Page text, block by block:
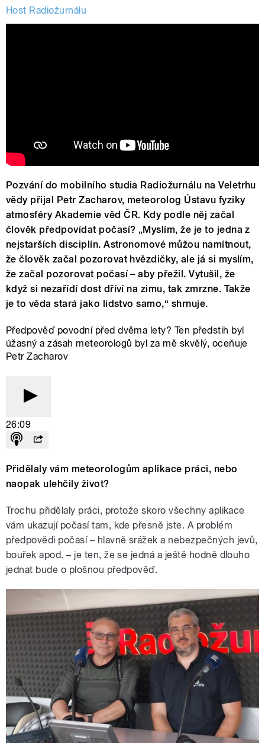
Host Radiožurnálu
Pozvání do mobilního studia Radiožurnálu na Veletrhu
vědy přijal Petr Zacharov, meteorolog Ústavu fyziky
atmosféry Akademie věd ČR. Kdy podle něj začal
člověk předpovídat počasí? „Myslím, že je to jedna z
nejstarších disciplín. Astronomové můžou namítnout,
že člověk začal pozorovat hvězdičky, ale já si myslím,
že začal pozorovat počasí – aby přežil. Vytušil, že
když si nezařídí dost dříví na zimu, tak zmrzne. Takže
je to věda stará jako lidstvo samo,“ shrnuje.
Předpověď povodní před dvěma lety? Ten předstih byl
úžasný a zásah meteorologů byl za mě skvělý, oceňuje
Petr Zacharov
26:09
Přidělaly vám meteorologům aplikace práci, nebo
naopak ulehčily život?
Trochu přidělaly práci, protože skoro všechny aplikace
vám ukazují počasí tam, kde přesně jste. A problém
předpovědi počasí – hlavně srážek a nebezpečných jevů,
bouřek apod. – je ten, že se jedná a ještě hodně dlouho
jednat bude o plošnou předpověď.